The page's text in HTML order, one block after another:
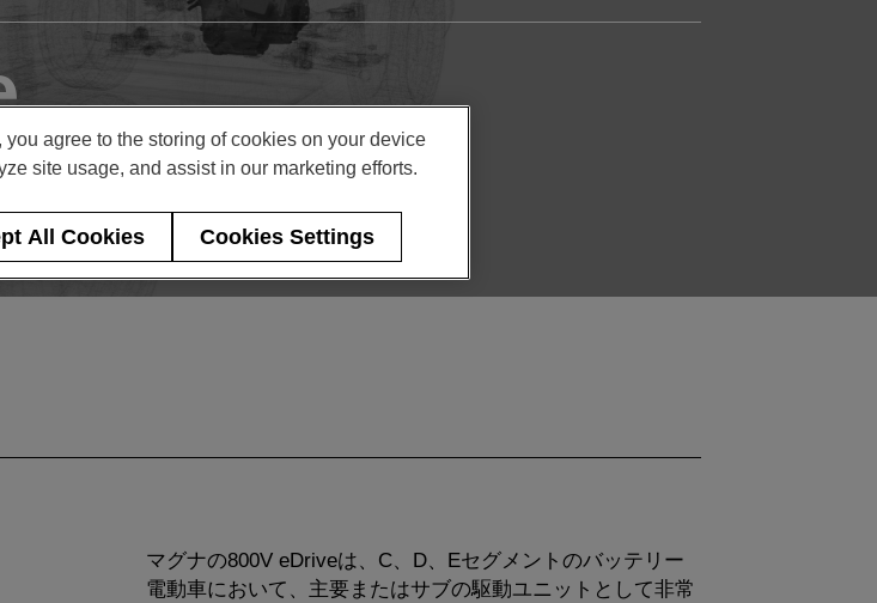
マグナの800V eDriveは、C、D、Eセグメントのバッテリー
電動車において、主要またはサブの駆動ユニットとして非常
you agree to the storing of cookies on your device
site usage, and assist in our marketing efforts.
All Cookies Cookies Settings